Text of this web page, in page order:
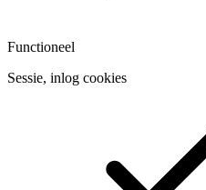
Functioneel
Sessie, inlog cookies